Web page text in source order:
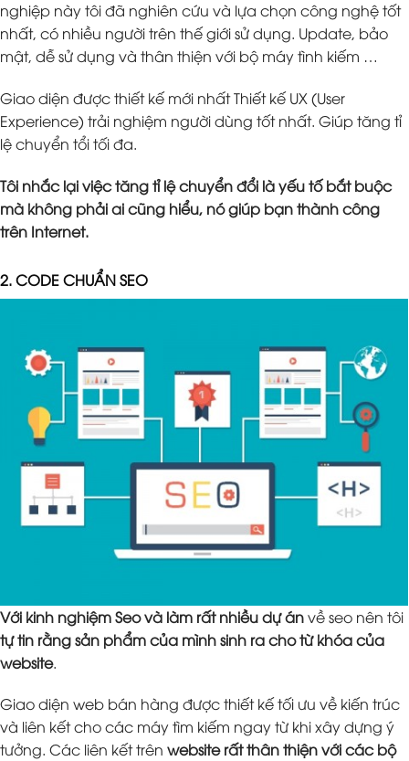
nghiệp này tôi đã nghiên cứu và lựa chọn công nghệ tốt
nhất, có nhiều người trên thế giới sử dụng. Update, bảo
mật, dễ sử dụng và thân thiện với bộ máy tình kiếm …
Giao diện được thiết kế mới nhất Thiết kế UX (User
Experience) trải nghiệm người dùng tốt nhất. Giúp tăng tỉ
lệ chuyển tổi tối đa.
Tôi nhắc lại việc tăng tỉ lệ chuyển đổi là yếu tố bắt buộc
mà không phải ai cũng hiểu, nó giúp bạn thành công
trên Internet.
2. CODE CHUẨN SEO
Với kinh nghiệm Seo và làm rất nhiều dự ánvề seo nên tôi
tự tin rằng sản phẩm của mình sinh ra cho từ khóa của
website.
Giao diện web bán hàng được thiết kế tối ưu về kiến trúc
và liên kết cho các máy tìm kiếm ngay từ khi xây dựng ý
tưởng. Các liên kết trên website rất thân thiện với các bộ